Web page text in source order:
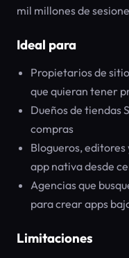
mil millones de
Ideal para
Propietarios de
que quieran tener
Dueños de tiendas
compras
Blogueros, editores
app nativa desde
Agencias que
para crear apps
Limitaciones